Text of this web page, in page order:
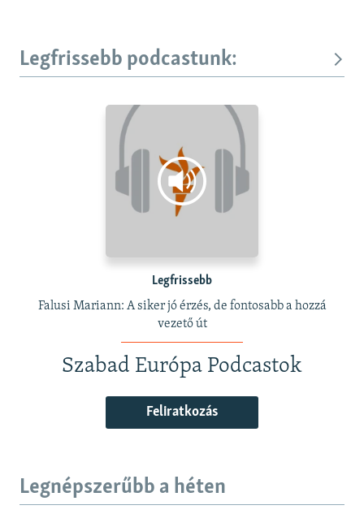
Legfrissebb podcastunk:
Legfrissebb
Falusi Mariann: A siker jó érzés, de fontosabb a hozzá
vezető út
Szabad Európa Podcastok
Feliratkozás
Legnépszerűbb a héten